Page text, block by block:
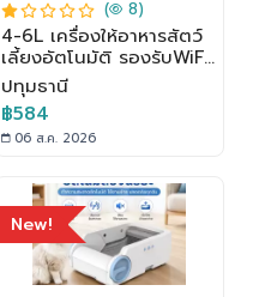
( 8)
4-6L เครื่องให้อาหารสัตว์
เลี้ยงอัตโนมัติ รองรับWiFi
& APP เครื่องให้อาหาร
เครื่องให้อาหารแมว
อัตโนมัติ สําหรับสัตว์เลี้ยง
ปทุมธานี
฿584
06 ส.ค. 2026
New!